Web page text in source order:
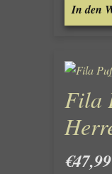
In den
Fila
€47,99